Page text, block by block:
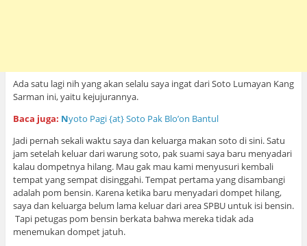
Ada satu lagi nih yang akan selalu saya ingat dari Soto Lumayan Kang
Sarman ini, yaitu kejujurannya.
Baca juga: Nyoto Pagi {at} Soto Pak Blo’on Bantul
Jadi pernah sekali waktu saya dan keluarga makan soto di sini. Satu
jam setelah keluar dari warung soto, pak suami saya baru menyadari
kalau dompetnya hilang. Mau gak mau kami menyusuri kembali
tempat yang sempat disinggahi. Tempat pertama yang disambangi
adalah pom bensin. Karena ketika baru menyadari dompet hilang,
saya dan keluarga belum lama keluar dari area SPBU untuk isi bensin.
Tapi petugas pom bensin berkata bahwa mereka tidak ada
menemukan dompet jatuh.